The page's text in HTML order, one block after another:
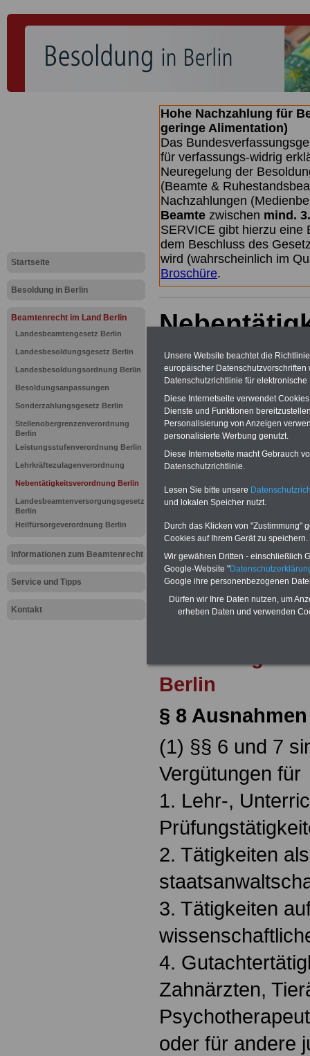
Startseite
Besoldung in Berlin
Beamtenrecht im Land Berlin
Landesbeamtengesetz Berlin
Landesbesoldungsgesetz Berlin
Landesbesoldungsordnung Berlin
Besoldungsanpassungen
Sonderzahlungsgesetz Berlin
Stellenobergrenzenverordnung
Berlin
Leistungsstufenverordnung Berlin
Lehrkräftezulagenverordnung
Nebentätigkeitsverordnung Berlin
Landesbeamtenversorgungsgesetz
Berlin
Heilfürsorgeverordnung Berlin
Informationen zum Beamtenrecht
Service und Tipps
Kontakt
Hohe Nachzahlung für
geringe Alimentation)
Das
für verfassungs-widrig
Neuregelung der
(Beamte &
Nachzahlungen
Beamte zwischen mind.
SERVICE gibt hierzu eine
dem Beschluss des
wird (wahrscheinlich im
Broschüre.
von Berlin:
von §§ 6
BEHÖRDEN-ABOmit drei
25,00 Euro: Wissenswertes für
und Beamte, Beamten-
Ländern. Alle drei Ratgeber sind
gegliedert und erläutern auch komp-
terinnen und Mitarbeiter des
Dienstes im Land
bestellen
ACHTUNG Neue Broschüre zum
Teilweise fünfstellige
Beamtinnen & Beamte in Bund und
durch die Neuregelung der
Alimentation
>>>zur
Berlin
§ 8
(1) §§ 6 und 7
Vergütungen für
1. Lehr-,
2. Tätigkeiten
3. Tätigkeiten
4.
Zahnärzten,
oder für andere
Unsere Website beachtet die
europäischer
Datenschutzrichtlinie für
Diese Internetseite verwendet
Dienste und Funktionen
Personalisierung von Anzeigen
personalisierte Werbung genutzt.
Diese Internetseite macht Gebrauch
Datenschutzrichtlinie.
Lesen Sie bitte unsere
und lokalen Speicher nutzt.
Durch das Klicken von "Zustimmung"
Cookies auf Ihrem Gerät zu speichern.
Wir gewähren Dritten - einschließlich
Google-Website "
Google ihre personenbezogenen
Dürfen wir Ihre Daten nutzen, um
erheben Daten und verwenden